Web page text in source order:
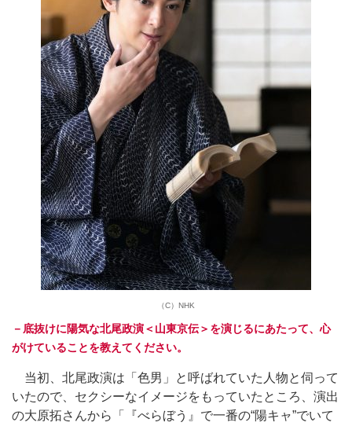
（C）NHK
－底抜けに陽気な北尾政演＜山東京伝＞を演じるにあたって、心
がけていることを教えてください。
当初、北尾政演は「色男」と呼ばれていた人物と伺って
いたので、セクシーなイメージをもっていたところ、演出
の大原拓さんから「『べらぼう』で一番の“陽キャ”でいて